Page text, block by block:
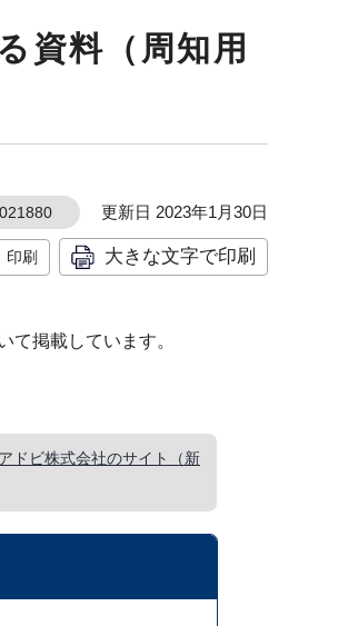
資料（周知用
更新日 2023年1月30日
印刷 大きな文字で印刷
て掲載しています。
アドビ株式会社のサイト（新